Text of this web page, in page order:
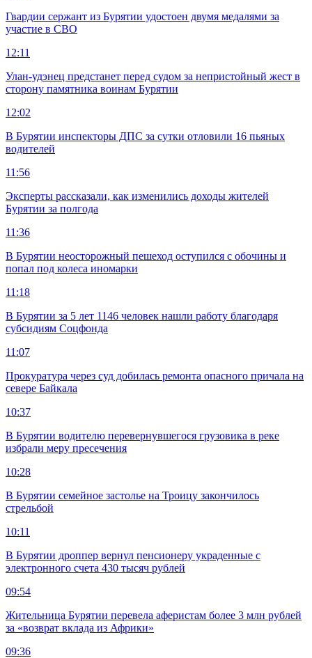
Гвардии сержант из Бурятии удостоен двумя медалями за
участие в СВО
12:11
Улан-удэнец предстанет перед судом за непристойный жест в
сторону памятника воинам Бурятии
12:02
В Бурятии инспекторы ДПС за сутки отловили 16 пьяных
водителей
11:56
Эксперты рассказали, как изменились доходы жителей
Бурятии за полгода
11:36
В Бурятии неосторожный пешеход оступился с обочины и
попал под колеса иномарки
11:18
В Бурятии за 5 лет 1146 человек нашли работу благодаря
субсидиям Соцфонда
11:07
Прокуратура через суд добилась ремонта опасного причала на
севере Байкала
10:37
В Бурятии водителю перевернувшегося грузовика в реке
избрали меру пресечения
10:28
В Бурятии семейное застолье на Троицу закончилось
стрельбой
10:11
В Бурятии дроппер вернул пенсионеру украденные с
электронного счета 430 тысяч рублей
09:54
Жительница Бурятии перевела аферистам более 3 млн рублей
за «возврат вклада из Африки»
09:36